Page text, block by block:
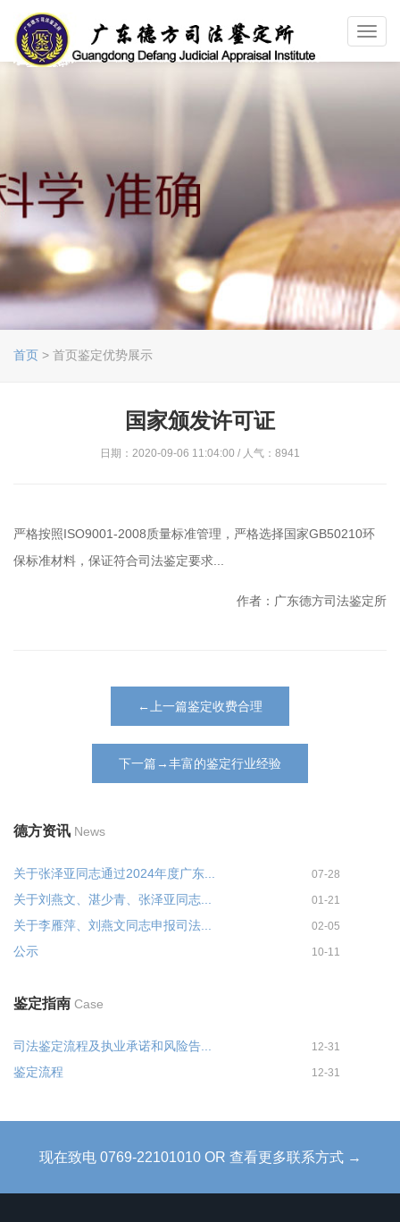
首页 > 首页鉴定优势展示
国家颁发许可证
日期：2020-09-06 11:04:00 / 人气：8941
严格按照ISO9001-2008质量标准管理，严格选择国家GB50210环
保标准材料，保证符合司法鉴定要求...
作者：广东德方司法鉴定所
←上一篇鉴定收费合理
下一篇→丰富的鉴定行业经验
德方资讯 News
关于张泽亚同志通过2024年度广东... 07-28
关于刘燕文、湛少青、张泽亚同志... 01-21
关于李雁萍、刘燕文同志申报司法... 02-05
公示 10-11
鉴定指南 Case
司法鉴定流程及执业承诺和风险告... 12-31
鉴定流程 12-31
现在致电 0769-22101010 OR 查看更多联系方式 →